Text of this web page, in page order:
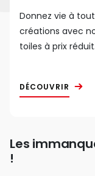
Donnez vie à
créations avec
toiles à prix réduit.
DÉCOUVRIR
Les
!